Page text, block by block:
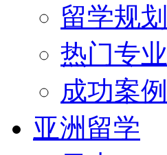
留学规划
热门专业
成功案例
亚洲留学